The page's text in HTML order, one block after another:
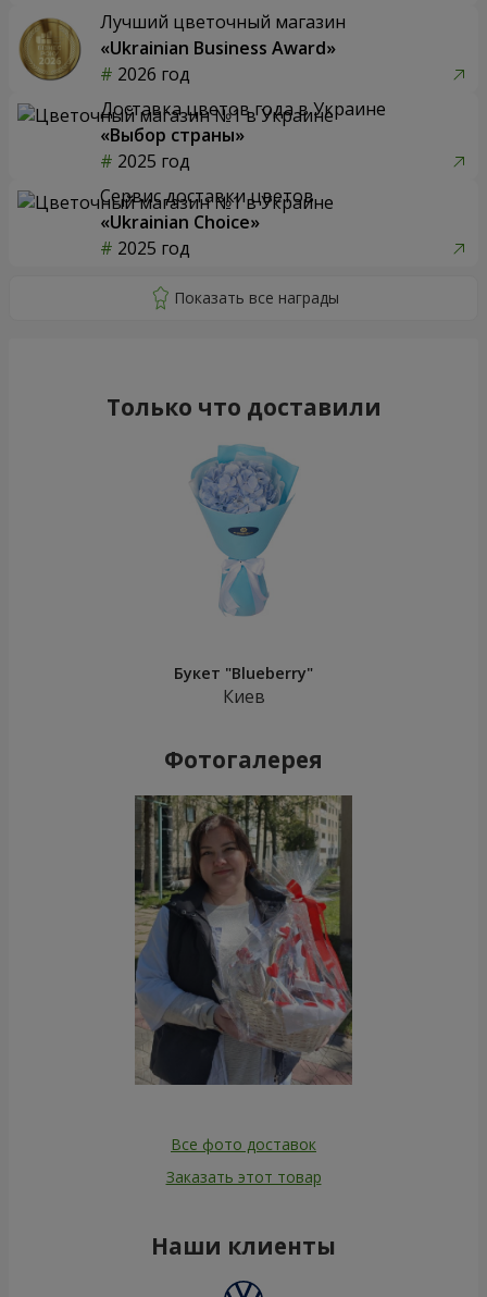
Лучший цветочный магазин
«Ukrainian Business Award»
2026 год
Доставка цветов года в Украине
«Выбор страны»
2025 год
Сервис доставки цветов
«Ukrainian Choice»
2025 год
Только что доставили
Букет "Blueberry"
Киев
Фотогалерея
Все фото доставок
Заказать этот товар
Наши клиенты